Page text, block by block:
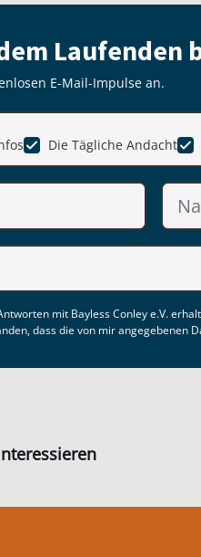
Laufenden
E-Mail-Impulse an.
Die Tägliche Andacht
mit Bayless Conley e.V.
dass die von mir angegebenen